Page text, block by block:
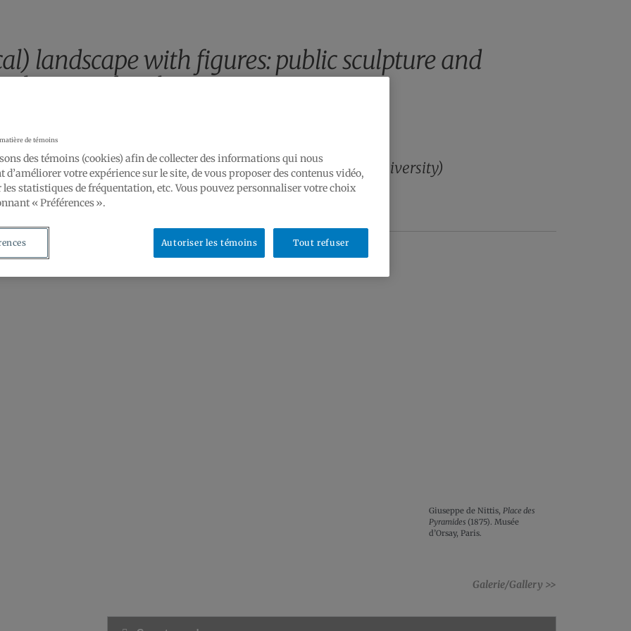
landscape with figures: public sculpture and
space after the Paris Commune​
Conférence deKeith Bresnahan(OCAD University)
UQAM, Département d’histoire de l’art, local R-4215
Giuseppe de Nittis, Place des
Pyramides (1875). Musée
d’Orsay, Paris.
Galerie/Gallery >>
de témoins
des témoins (cookies) afin de collecter des informations qui nous
d’améliorer votre expérience sur le site, de vous proposer des contenus vidéo,
les statistiques de fréquentation, etc. Vous pouvez personnaliser votre choix
« Préférences ».
Tout refuser
Autoriser les témoins